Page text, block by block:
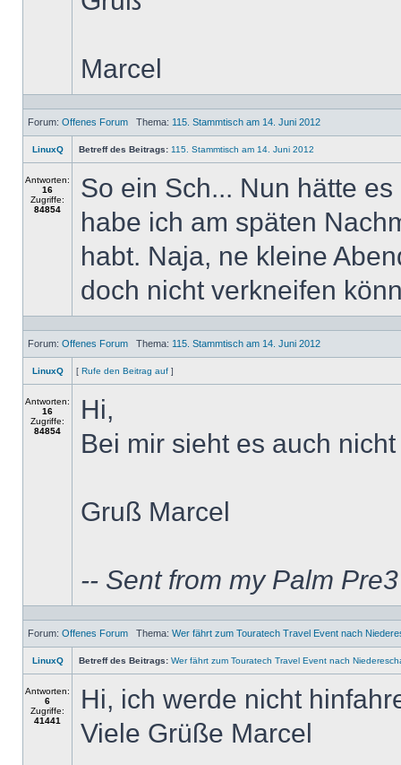
Marcel
Forum: Offenes Forum Thema: 115. Stammtisch am 14. Juni 2012
LinuxQ Betreff des Beitrags: 115. Stammtisch am 14. Juni 2012
Antworten:
16
Zugriffe:
84854
So ein Sch... Nun hätte
habe ich am späten
habt. Naja, ne kleine
doch nicht verkneifen
Forum: Offenes Forum Thema: 115. Stammtisch am 14. Juni 2012
LinuxQ [ Rufe den Beitrag auf ]
Antworten:
16
Zugriffe:
84854
Hi,
Bei mir sieht es auch
Gruß Marcel
-- Sent from my Palm
Forum: Offenes Forum Thema: Wer fährt zum Touratech Travel Event nach
LinuxQ Betreff des Beitrags: Wer fährt zum Touratech Travel Event nach
Antworten:
6
Zugriffe:
41441
Hi, ich werde nicht
Viele Grüße Marcel